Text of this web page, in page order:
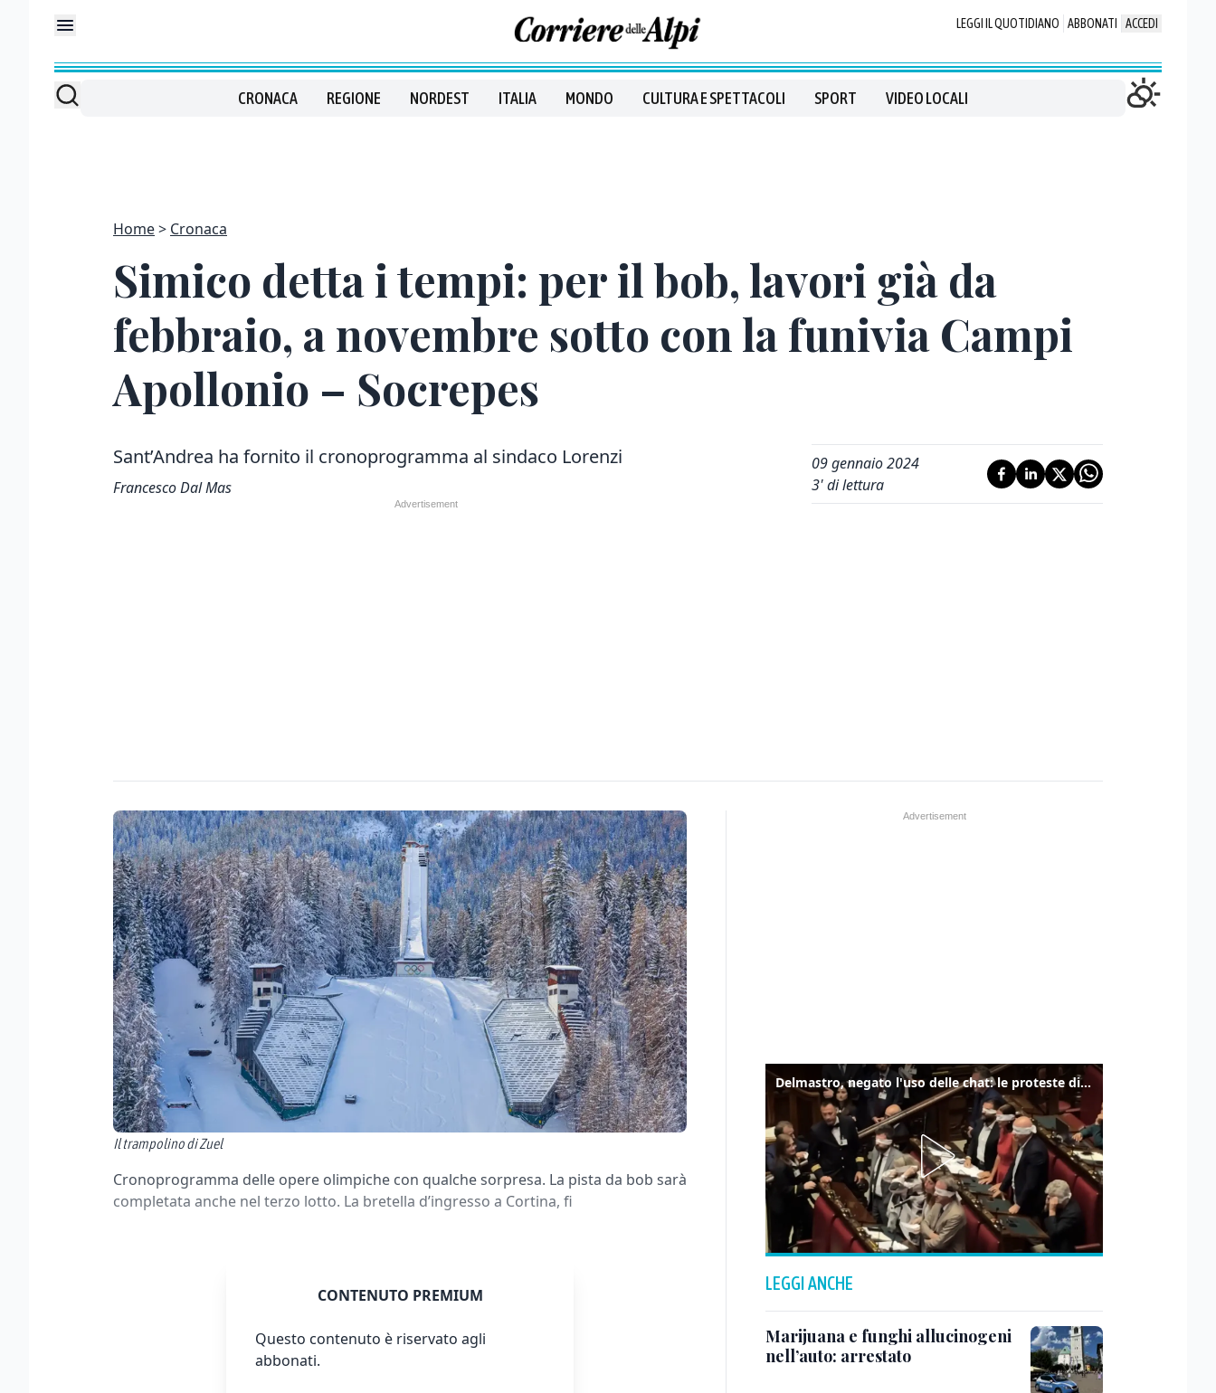
LEGGI IL QUOTIDIANO ABBONATI ACCEDI
CRONACA REGIONE NORDEST ITALIA MONDO CULTURA E SPETTACOLI SPORT VIDEO LOCALI
Home Cronaca
Simico detta i tempi: per il bob, lavori già da
febbraio, a novembre sotto con la funivia Campi
Apollonio – Socrepes
Sant’Andrea ha fornito il cronoprogramma al sindaco Lorenzi
Francesco Dal Mas
09 gennaio 2024
3' di lettura
Il trampolino di Zuel
Cronoprogramma delle opere olimpiche con qualche sorpresa. La pista da bob sarà
completata anche nel terzo lotto. La bretella d’ingresso a Cortina, fi
CONTENUTO PREMIUM
Questo contenuto è riservato agli
abbonati.
Delmastro, negato l'uso delle chat: le proteste di Avs e M5s
LEGGI ANCHE
Marijuana e funghi allucinogeni
nell’auto: arrestato